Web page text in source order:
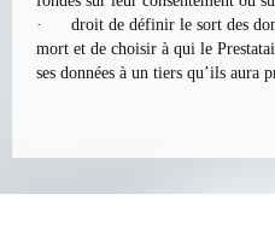
· droit de définir le sort des
mort et de choisir à qui le
ses données à un tiers qu’ils aura